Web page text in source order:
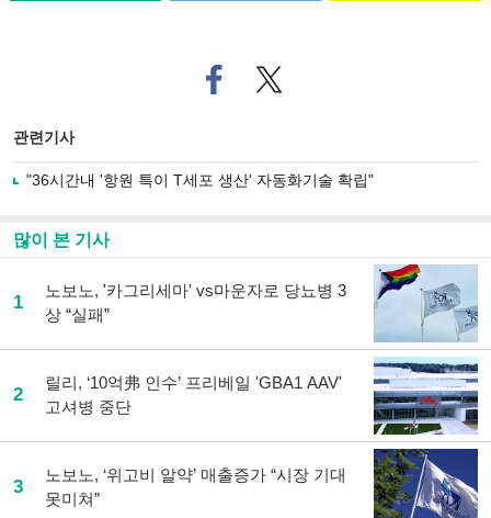
페
이
로
기
기
트위
터로
관련기사
"36시간내 '항원 특이 T세포 생산' 자동화기술 확립"
많이 본 기사
1
노보노, '카그리세마' vs마운자로 당뇨병 3
상 “실패”
2
릴리, ‘10억弗 인수’ 프리베일 'GBA1 AAV'
고셔병 중단
3
노보노, ‘위고비 알약’ 매출증가 “시장 기대
못미쳐”